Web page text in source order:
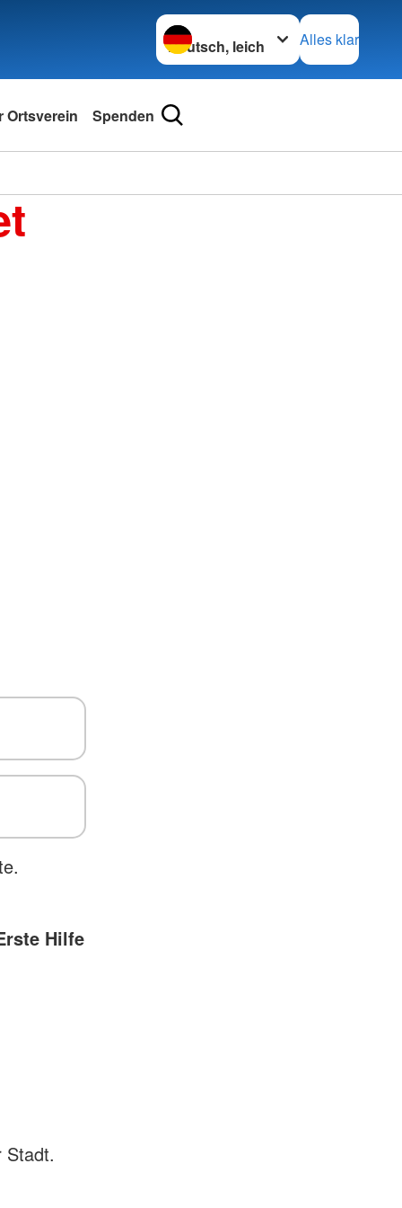
Sprache wechseln zu
Alles klar
Ortsverein Spenden
Hilfe
Stadt.